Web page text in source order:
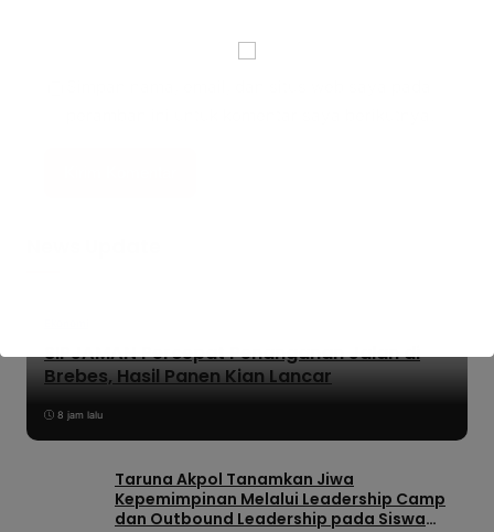
SIPJAMAN Percepat Penanganan Jalan di
Brebes, Hasil Panen Kian Lancar
8 jam lalu
Taruna Akpol Tanamkan Jiwa
Kepemimpinan Melalui Leadership Camp
dan Outbound Leadership pada Siswa